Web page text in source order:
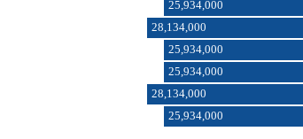
25,934,000
28,134,000
25,934,000
25,934,000
28,134,000
25,934,000